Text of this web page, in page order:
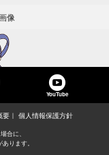
像
YouTube
要 個人情報保護方針
合に、
ります。